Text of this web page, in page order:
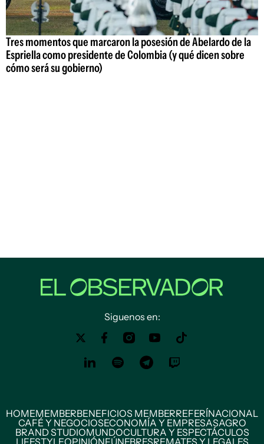
Tres momentos que marcaron la posesión de Abelardo de la
Espriella como presidente de Colombia (y qué dicen sobre
cómo será su gobierno)
Siguenos en:
HOMEMEMBERBENEFICIOS MEMBERREFERÍNACIONAL
CAFÉ Y NEGOCIOSECONOMÍA Y EMPRESASAGRO
BRAND STUDIOMUNDOCULTURA Y ESPECTÁCULOS